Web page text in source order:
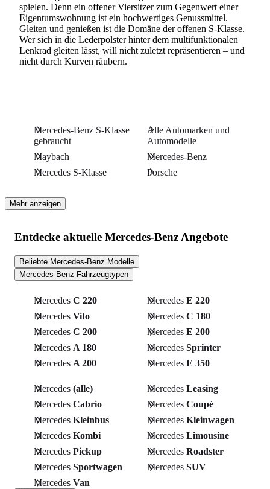
spielen. Denn ein offener Viersitzer zum Gegenwert einer
Eigentumswohnung ist ein hochwertiges Genussmittel.
Gleiten und genießen ist die Domäne der offenen S-Klasse.
Wer sich in die Lederpolster hinter dem multifunktionalen
Lenkrad gleiten lässt, will nicht zuletzt repräsentieren – und
nicht durch Kurven räubern.
Mercedes-Benz S-Klasse
gebraucht
Alle Automarken und
Automodelle
Maybach
Mercedes-Benz
Mercedes S-Klasse
Porsche
Mehr anzeigen
Entdecke aktuelle Mercedes-Benz Angebote
Beliebte Mercedes-Benz Modelle
Mercedes-Benz Fahrzeugtypen
Mercedes C 220 Mercedes E 220
Mercedes Vito Mercedes C 180
Mercedes C 200 Mercedes E 200
Mercedes A 180 Mercedes Sprinter
Mercedes A 200 Mercedes E 350
Mercedes (alle) Mercedes Leasing
Mercedes Cabrio Mercedes Coupé
Mercedes Kleinbus Mercedes Kleinwagen
Mercedes Kombi Mercedes Limousine
Mercedes Pickup Mercedes Roadster
Mercedes Sportwagen Mercedes SUV
Mercedes Van